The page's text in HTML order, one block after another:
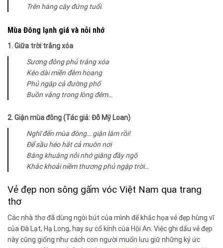
Trên hàng cây đứng tuổi.
Mùa Đông lạnh giá và nỗi nhớ
1. Giữa trời trắng xóa
Sương đông phủ trắng xóa
Kéo dài miền đêm hoang
Phủ ngập cả đường phố
Buồn vắng trong lòng đêm…
2. Giận mùa đông (Tác giả: Đỗ Mỹ Loan)
Nghĩ đến mùa đông… giận lắm rồi!
Để sầu héo hắt cả muôn nơi
Bâng khuâng nỗi nhớ giăng đầy ngõ
Khắc khoải niềm thương phủ ngập trời…
Vẻ đẹp non sông gấm vóc Việt Nam qua trang
thơ
Các nhà thơ đã dùng ngòi bút của mình để khắc họa vẻ đẹp hùng vĩ
của Đà Lạt, Hạ Long, hay sự cổ kính của Hội An. Việc ghi dấu vẻ đẹp
này cũng giống như cách con người muốn lưu giữ những ký ức